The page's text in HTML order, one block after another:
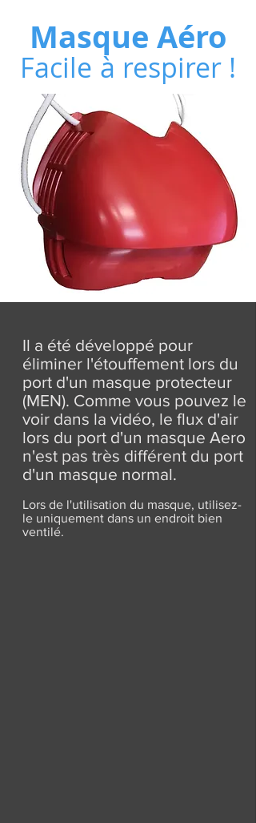
Masque Aéro
Facile à respirer !
Il a été développé pour
éliminer l'étouffement lors du
port d'un masque protecteur
(MEN). Comme vous pouvez le
voir dans la vidéo, le flux d'air
lors du port d'un masque Aero
n'est pas très différent du port
d'un masque normal.
Lors de l'utilisation du masque, utilisez-
le uniquement dans un endroit bien
ventilé.